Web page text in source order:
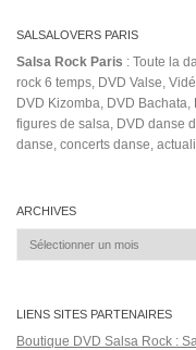
SALSALOVERS PARIS
Salsa Rock Paris : Toute la
rock 6 temps, DVD Valse,
DVD Kizomba, DVD
figures de salsa, DVD danse
danse, concerts danse,
ARCHIVES
Archives
LIENS SITES PARTENAIRES
Boutique DVD Salsa Rock :